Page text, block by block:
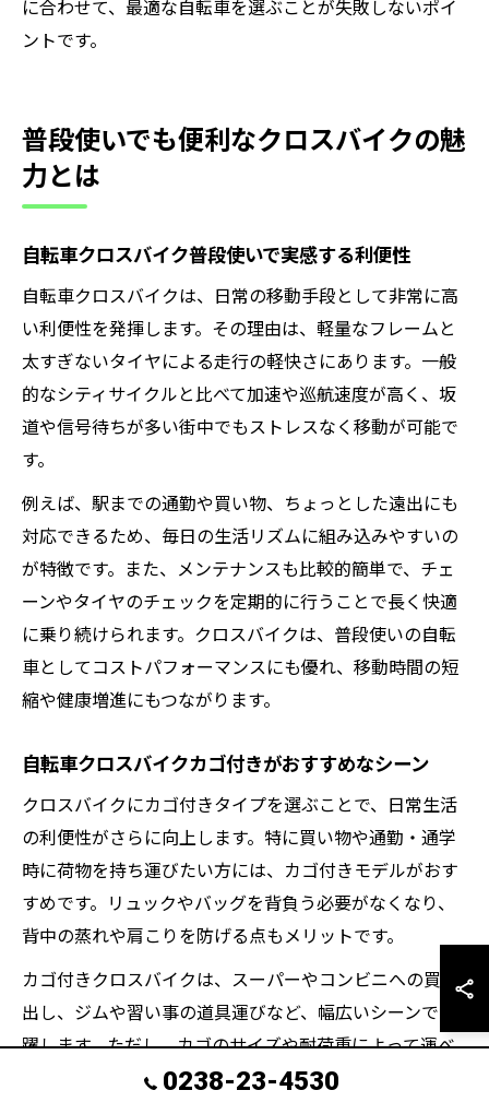
に合わせて、最適な自転車を選ぶことが失敗しないポイ
ントです。
普段使いでも便利なクロスバイクの魅
力とは
自転車クロスバイク普段使いで実感する利便性
自転車クロスバイクは、日常の移動手段として非常に高
い利便性を発揮します。その理由は、軽量なフレームと
太すぎないタイヤによる走行の軽快さにあります。一般
的なシティサイクルと比べて加速や巡航速度が高く、坂
道や信号待ちが多い街中でもストレスなく移動が可能で
す。
例えば、駅までの通勤や買い物、ちょっとした遠出にも
対応できるため、毎日の生活リズムに組み込みやすいの
が特徴です。また、メンテナンスも比較的簡単で、チェ
ーンやタイヤのチェックを定期的に行うことで長く快適
に乗り続けられます。クロスバイクは、普段使いの自転
車としてコストパフォーマンスにも優れ、移動時間の短
縮や健康増進にもつながります。
自転車クロスバイクカゴ付きがおすすめなシーン
クロスバイクにカゴ付きタイプを選ぶことで、日常生活
の利便性がさらに向上します。特に買い物や通勤・通学
時に荷物を持ち運びたい方には、カゴ付きモデルがおす
すめです。リュックやバッグを背負う必要がなくなり、
背中の蒸れや肩こりを防げる点もメリットです。
カゴ付きクロスバイクは、スーパーやコンビニへの買い
出し、ジムや習い事の道具運びなど、幅広いシーンで活
躍します。ただし、カゴのサイズや耐荷重によって運べ
る荷物に制限があるため、選ぶ際は自分の利用シーンを
0238-23-4530